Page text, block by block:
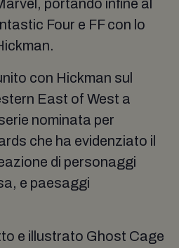
portando infine al
Four e FF con lo
con Hickman sul
East of West a
nominata per
che ha evidenziato il
di personaggi
e paesaggi
e illustrato Ghost Cage